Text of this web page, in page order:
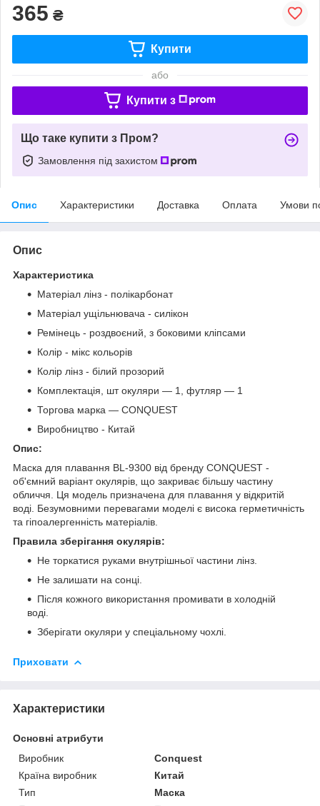
365 ₴
Купити
або
Купити з
Що таке купити з Пром?
Замовлення під захистом
Опис Характеристики Доставка Оплата Умови
Опис
Характеристика
Матеріал лінз - полікарбонат
Матеріал ущільнювача - силікон
Ремінець - роздвоєний, з боковими кліпсами
Колір - мікс кольорів
Колір лінз - білий прозорий
Комплектація, шт окуляри — 1, футляр — 1
Торгова марка — CONQUEST
Виробництво - Китай
Опис:
Маска для плавання BL-9300 від бренду CONQUEST -
об'ємний варіант окулярів, що закриває більшу частину
обличчя. Ця модель призначена для плавання у відкритій
воді. Безумовними перевагами моделі є висока герметичність
та гіпоалергенність матеріалів.
Правила зберігання окулярів:
Не торкатися руками внутрішньої частини лінз.
Не залишати на сонці.
Після кожного використання промивати в холодній
воді.
Зберігати окуляри у спеціальному чохлі.
Приховати
Характеристики
Основні атрибути
Виробник
Conquest
Країна виробник
Китай
Тип
Маска